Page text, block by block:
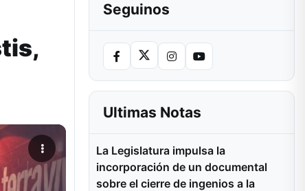
Seguinos
Ultimas Notas
La Legislatura impulsa la
incorporación de un documental
sobre el cierre de ingenios a la